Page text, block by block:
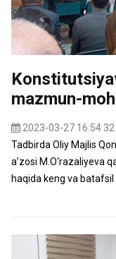
mazmun-
2023-03-27 16:54:32
Tadbirda Oliy Majlis
a’zosi M.O‘razaliyeva
haqida keng va batafsil